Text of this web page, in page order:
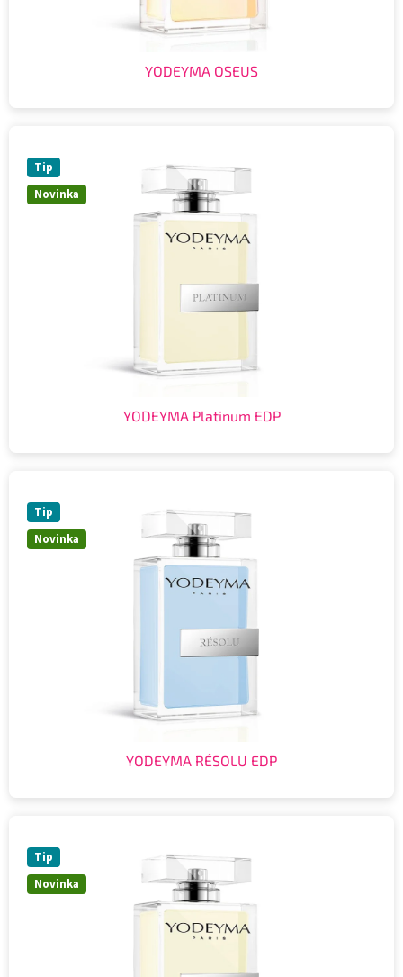
YODEYMA OSEUS
Novinka
Tip
YODEYMA Platinum EDP
Novinka
Tip
YODEYMA RÉSOLU EDP
Novinka
Tip